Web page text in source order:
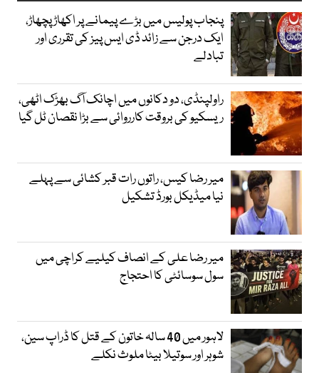
پنجاب پولیس میں بڑے پیمانے پر اکھاڑ پچھاڑ،
ایک درجن سے زائد ڈی ایس پیز کی تقرری اور
تبادلے
راولپنڈی، دو دکانوں میں اچانک آگ بھڑک اٹھی،
ریسکیو کی بروقت کارروائی سے بڑا نقصان ٹل گیا
میر رضا کیس، راتوں رات قبر کشائی سے پہلے
نیا میڈیکل بورڈ تشکیل
میر رضا علی کے انصاف کیلیے کراچی میں
سول سوسائٹی کا احتجاج
لاہور میں 40 سالہ خاتون کے قتل کا ڈراپ سین،
شوہر اور سوتیلا بیٹا ملوث نکلے